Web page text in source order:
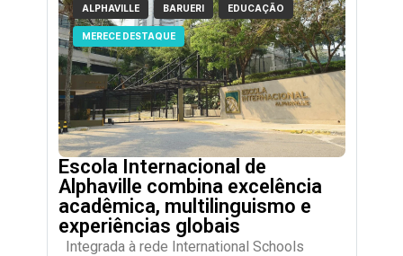
ALPHAVILLE BARUERI EDUCAÇÃO
MERECE DESTAQUE
Escola Internacional de
Alphaville combina excelência
acadêmica, multilinguismo e
experiências globais
Integrada à rede International Schools